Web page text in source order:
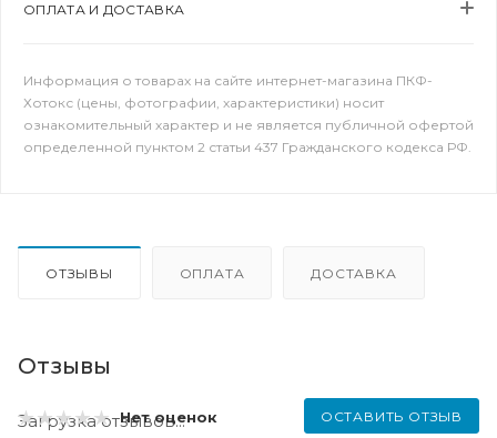
ОПЛАТА И ДОСТАВКА
Информация о товарах на сайте интернет-магазина ПКФ-
Хотокс (цены, фотографии, характеристики) носит
ознакомительный характер и не является публичной офертой
определенной пунктом 2 статьи 437 Гражданского кодекса РФ.
ОТЗЫВЫ ОПЛАТА ДОСТАВКА
Отзывы
Нет оценок ОСТАВИТЬ ОТЗЫВ
Загрузка отзывов...